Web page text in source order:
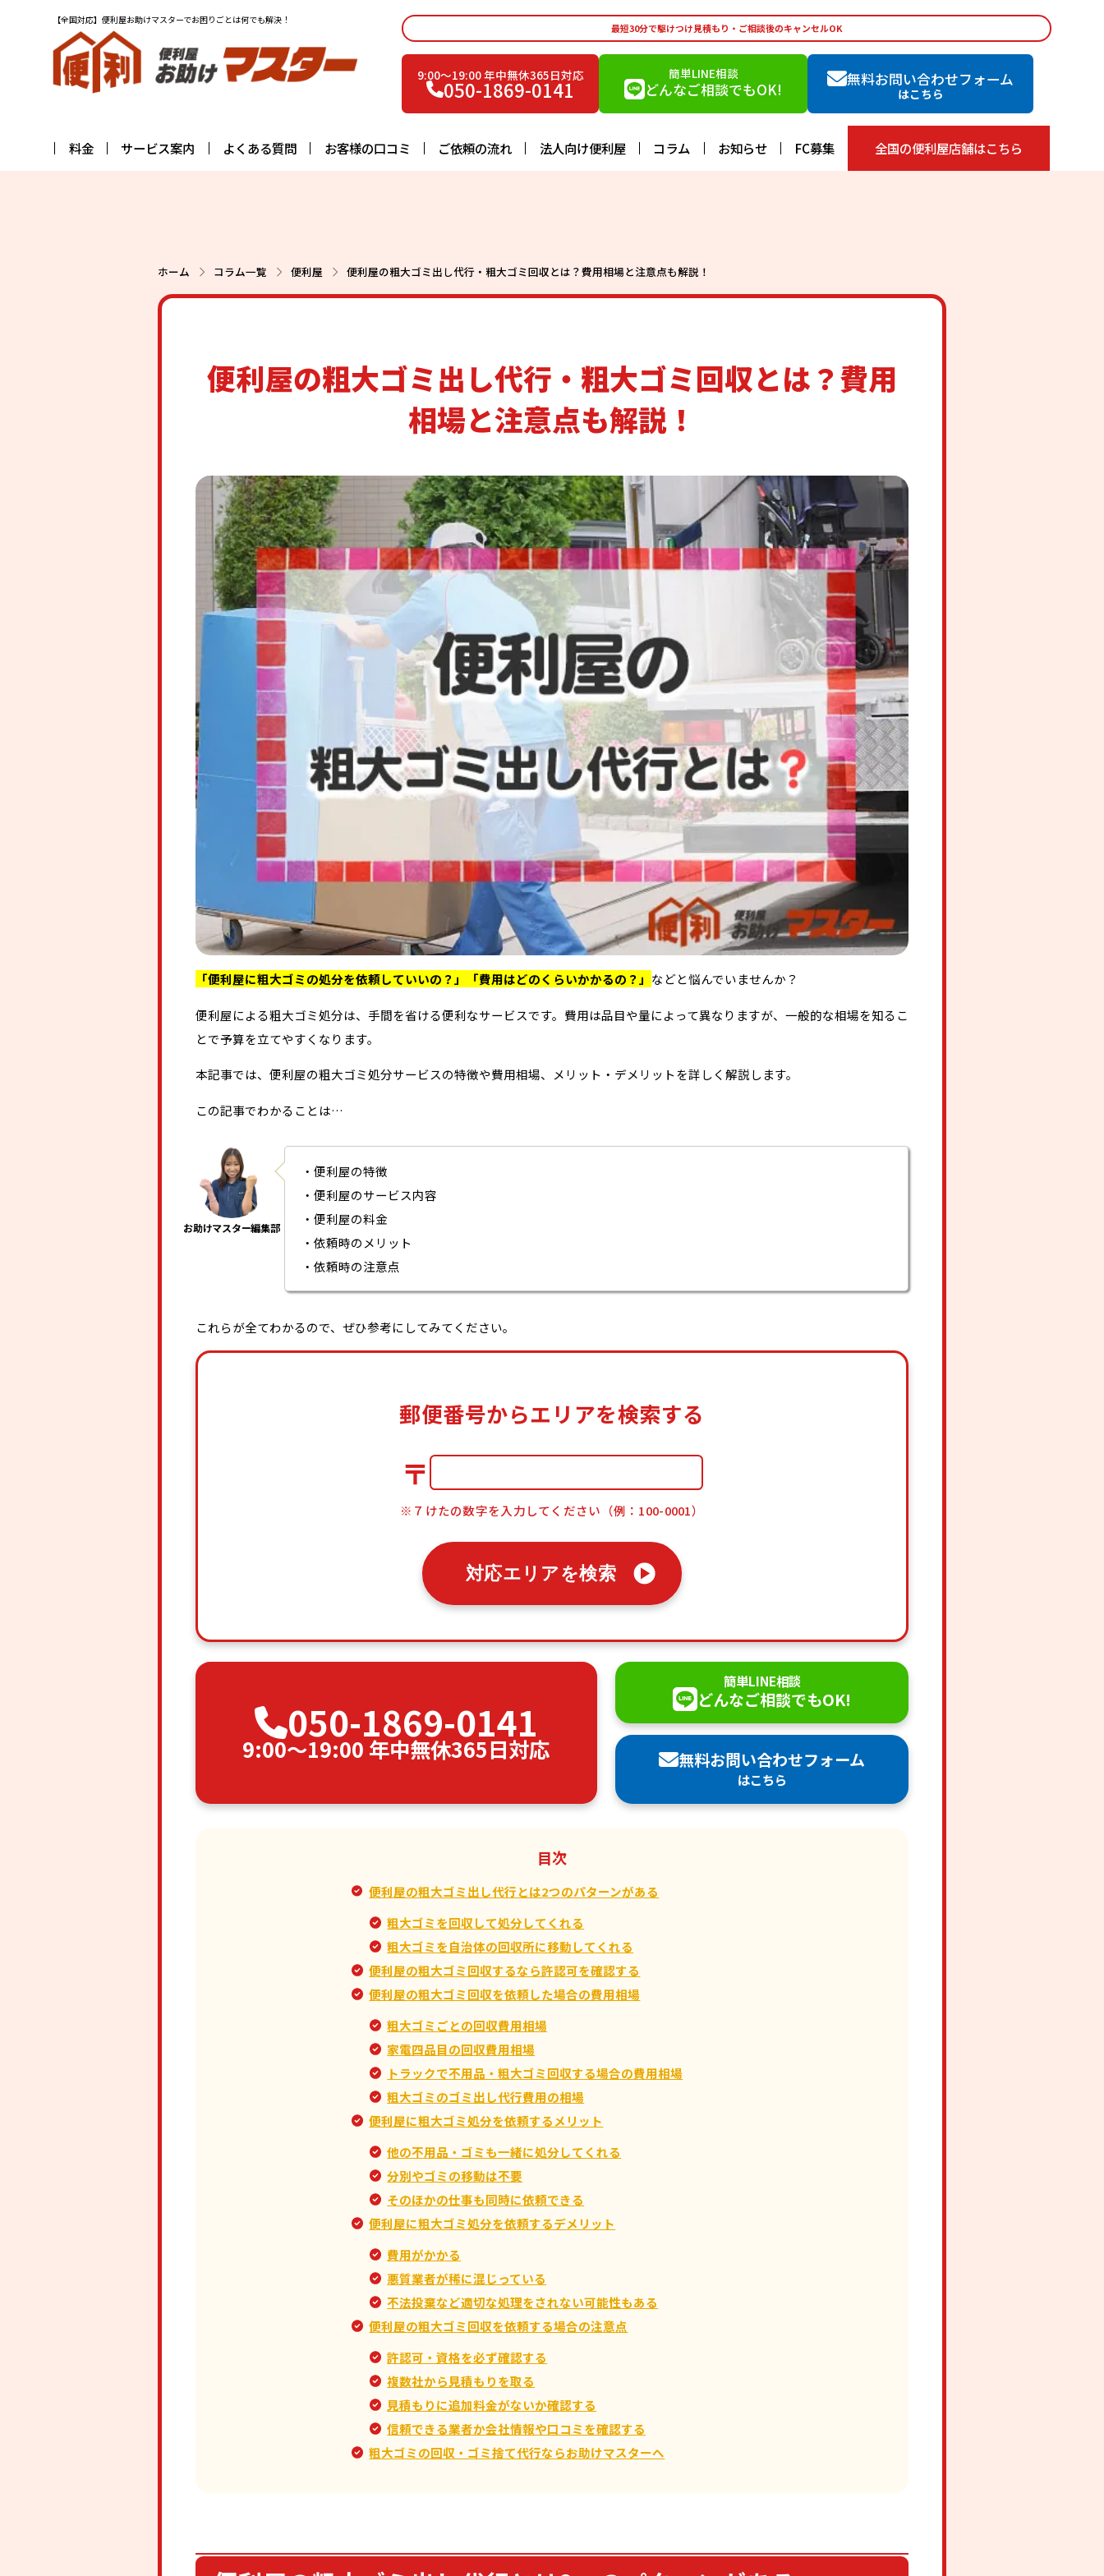
【全国対応】便利屋お助けマスターでお困りごとは何でも解決！
最短30分で駆けつけ見積もり・ご相談後のキャンセルOK
9:00〜19:00 年中無休365日対応
050-1869-0141
簡単LINE相談
どんなご相談でもOK!
無料お問い合わせフォーム
はこちら
料金 サービス案内 よくある質問 お客様の口コミ ご依頼の流れ 法人向け便利屋 コラム お知らせ FC募集 全国の便利屋店舗はこちら
ホーム コラム一覧 便利屋 便利屋の粗大ゴミ出し代行・粗大ゴミ回収とは？費用相場と注意点も解説！
便利屋の粗大ゴミ出し代行・粗大ゴミ回収とは？費用
相場と注意点も解説！
「便利屋に粗大ゴミの処分を依頼していいの？」「費用はどのくらいかかるの？」 などと悩んでいませんか？
便利屋による粗大ゴミ処分は、手間を省ける便利なサービスです。費用は品目や量によって異なりますが、一般的な相場を知るこ
とで予算を立てやすくなります。
本記事では、便利屋の粗大ゴミ処分サービスの特徴や費用相場、メリット・デメリットを詳しく解説します。
この記事でわかることは…
・便利屋の特徴
・便利屋のサービス内容
・便利屋の料金
・依頼時のメリット
・依頼時の注意点
これらが全てわかるので、ぜひ参考にしてみてください。
郵便番号からエリアを検索する
〒
※７けたの数字を入力してください（例：100-0001）
対応エリアを検索
050-1869-0141
9:00〜19:00 年中無休365日対応
簡単LINE相談
どんなご相談でもOK!
無料お問い合わせフォーム
はこちら
目次
便利屋の粗大ゴミ出し代行とは2つのパターンがある
粗大ゴミを回収して処分してくれる
粗大ゴミを自治体の回収所に移動してくれる
便利屋の粗大ゴミ回収するなら許認可を確認する
便利屋の粗大ゴミ回収を依頼した場合の費用相場
粗大ゴミごとの回収費用相場
家電四品目の回収費用相場
トラックで不用品・粗大ゴミ回収する場合の費用相場
粗大ゴミのゴミ出し代行費用の相場
便利屋に粗大ゴミ処分を依頼するメリット
他の不用品・ゴミも一緒に処分してくれる
分別やゴミの移動は不要
そのほかの仕事も同時に依頼できる
便利屋に粗大ゴミ処分を依頼するデメリット
費用がかかる
悪質業者が稀に混じっている
不法投棄など適切な処理をされない可能性もある
便利屋の粗大ゴミ回収を依頼する場合の注意点
許認可・資格を必ず確認する
複数社から見積もりを取る
見積もりに追加料金がないか確認する
信頼できる業者か会社情報や口コミを確認する
粗大ゴミの回収・ゴミ捨て代行ならお助けマスターへ